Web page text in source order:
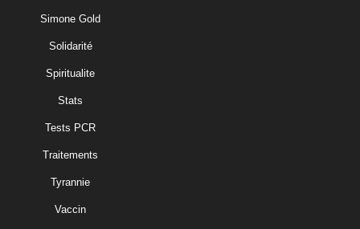
Simone Gold
Solidarité
Spiritualite
Stats
Tests PCR
Traitements
Tyrannie
Vaccin